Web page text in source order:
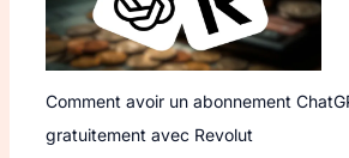
Comment avoir un abonnement
gratuitement avec Revolut